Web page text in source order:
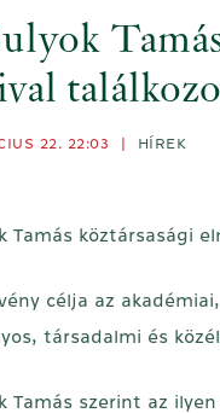
22. 22:03 HÍREK
Tamás köztársasági
célja az
társadalmi és
Tamás szerint az